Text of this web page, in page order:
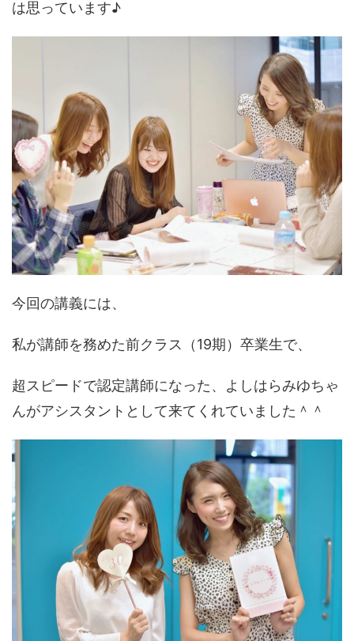
は思っています♪
今回の講義には、
私が講師を務めた前クラス（19期）卒業生で、
超スピードで認定講師になった、よしはらみゆちゃ
んがアシスタントとして来てくれていました＾＾